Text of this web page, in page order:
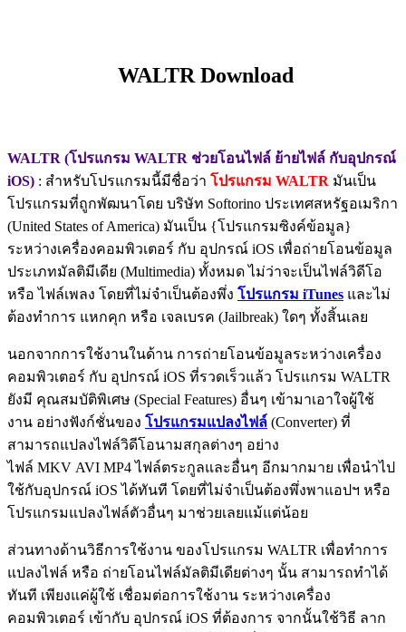
WALTR Download
WALTR (โปรแกรม WALTR ช่วยโอนไฟล์ ย้ายไฟล์ กับอุปกรณ์
iOS) : สำหรับโปรแกรมนี้มีชื่อว่า โปรแกรม WALTR มันเป็น
โปรแกรมที่ถูกพัฒนาโดย บริษัท Softorino ประเทศสหรัฐอเมริกา
(United States of America) มันเป็น {โปรแกรมซิงค์ข้อมูล}
ระหว่างเครื่องคอมพิวเตอร์ กับ อุปกรณ์ iOS เพื่อถ่ายโอนข้อมูล
ประเภทมัลติมีเดีย (Multimedia) ทั้งหมด ไม่ว่าจะเป็นไฟล์วิดีโอ
หรือ ไฟล์เพลง โดยที่ไม่จำเป็นต้องพึ่ง โปรแกรม iTunes และไม่
ต้องทำการ แหกคุก หรือ เจลเบรค (Jailbreak) ใดๆ ทั้งสิ้นเลย
นอกจากการใช้งานในด้าน การถ่ายโอนข้อมูลระหว่างเครื่อง
คอมพิวเตอร์ กับ อุปกรณ์ iOS ที่รวดเร็วแล้ว โปรแกรม WALTR
ยังมี คุณสมบัติพิเศษ (Special Features) อื่นๆ เข้ามาเอาใจผู้ใช้
งาน อย่างฟังก์ชั่นของ โปรแกรมแปลงไฟล์ (Converter) ที่
สามารถแปลงไฟล์วิดีโอนามสกุลต่างๆ อย่าง
ไฟล์ MKV AVI MP4 ไฟล์ตระกูลและอื่นๆ อีกมากมาย เพื่อนำไป
ใช้กับอุปกรณ์ iOS ได้ทันที โดยที่ไม่จำเป็นต้องพึ่งพาแอปฯ หรือ
โปรแกรมแปลงไฟล์ตัวอื่นๆ มาช่วยเลยแม้แต่น้อย
ส่วนทางด้านวิธีการใช้งาน ของโปรแกรม WALTR เพื่อทำการ
แปลงไฟล์ หรือ ถ่ายโอนไฟล์มัลติมีเดียต่างๆ นั้น สามารถทำได้
ทันที เพียงแค่ผู้ใช้ เชื่อมต่อการใช้งาน ระหว่างเครื่อง
คอมพิวเตอร์ เข้ากับ อุปกรณ์ iOS ที่ต้องการ จากนั้นใช้วิธี ลาก